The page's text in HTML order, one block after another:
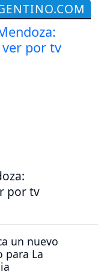
por tv
un nuevo
para La